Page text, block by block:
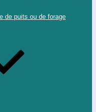
de puits ou de forage